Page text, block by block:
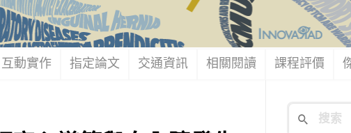
互動實作 指定論文 交通資訊 相關閱讀 課程評價